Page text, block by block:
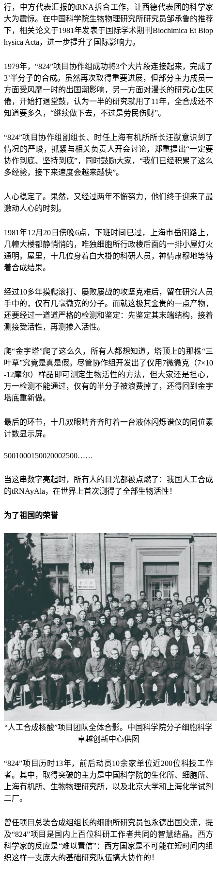
行，中方代表汇报的tRNA拆合工作，让西德代表团的科学家
大为震惊。在中国科学院生物物理研究所研究员邹承鲁的推荐
下，相关论文于1981年发表于国际学术期刊Biochimica Et Biop
hysica Acta，进一步提升了国际影响力。
1979年，“824”项目协作组成功将3个大片段连接起来，完成了
3’半分子的合成。虽然再次取得重要进展，但部分主力成员一
方面受风靡一时的出国潮影响，另一方面对漫长的研究心生厌
倦，开始打退堂鼓，认为一半的研究就用了11年，全合成还不
知道要多久，“继续做下去，不过是劳民伤财”。
“824”项目协作组副组长、时任上海有机所所长汪猷意识到了
情况的严峻，抓紧与相关负责人开会讨论，郑重提出“一定要
协作到底、坚持到底”，同时鼓励大家，“我们已经积累了这么
多经验，接下来速度会越来越快”。
人心稳定了。果然，又经过两年不懈努力，他们终于迎来了最
激动人心的时刻。
1981年12月20日傍晚6点，下班时间已过，上海市岳阳路上，
几幢大楼都静悄悄的，唯独细胞所行政楼后面的一排小屋灯火
通明。屋里，十几位身着白大褂的科研人员，神情肃穆地等待
着合成结果。
经过10多年摸爬滚打、屡败屡战的攻坚克难后，留在研究人员
手中的，仅有几毫微克的分子。而就这极其金贵的一点产物，
还要经过一道道严格的检测和鉴定：先鉴定其末端结构，接着
测接受活性，再测掺入活性。
爬“金字塔”爬了这么久，所有人都想知道，塔顶上的那株“三
叶草”究竟是真是假。尽管协作组开发出了仅用7微微克（7×10
-12摩尔）样品即可测定生物活性的方法，但大家还是担心，
万一检测不能通过，仅有的半分子被浪费掉了，还得回到金字
塔底重新做。
最后的环节，十几双眼睛齐齐盯着一台液体闪烁谱仪的同位素
计数显示屏。
5001000150020002500……
当这串数字亮起时，所有人的目光都被点燃了：我国人工合成
的tRNAyAla，在世界上首次测得了全部生物活性！
为了祖国的荣誉
“人工合成核酸”项目团队全体合影。中国科学院分子细胞科学
卓越创新中心供图
“824”项目历时13年，前后动员10余家单位近200位科技工作
者。其中，取得突破的主力是中国科学院的生化所、细胞所、
上海有机所、生物物理研究所，以及北京大学和上海化学试剂
二厂。
曾任项目总装合成组组长的细胞所研究员包永德出国交流，提
及“824”项目是国内上百位科研工作者共同的智慧结晶。西方
科学家的反应是“难以置信”：西方国家是不可能在短时间内组
织这样一支庞大的基础研究队伍搞大协作的！